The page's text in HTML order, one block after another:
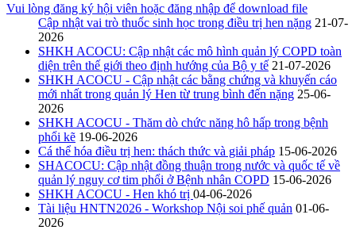
Vui lòng đăng ký hội viên hoặc đăng nhập để download file
Cập nhật vai trò thuốc sinh học trong điều trị hen nặng 21-07-
2026
SHKH ACOCU: Cập nhật các mô hình quản lý COPD toàn
diện trên thế giới theo định hướng của Bộ y tế 21-07-2026
SHKH ACOCU - Cập nhật các bằng chứng và khuyến cáo
mới nhất trong quản lý Hen từ trung bình đến nặng 25-06-
2026
SHKH ACOCU - Thăm dò chức năng hô hấp trong bệnh
phổi kẽ 19-06-2026
Cá thể hóa điều trị hen: thách thức và giải pháp 15-06-2026
SHACOCU: Cập nhật đồng thuận trong nước và quốc tế về
quản lý nguy cơ tim phổi ở Bệnh nhân COPD 15-06-2026
SHKH ACOCU - Hen khó trị 04-06-2026
Tài liệu HNTN2026 - Workshop Nội soi phế quản 01-06-
2026